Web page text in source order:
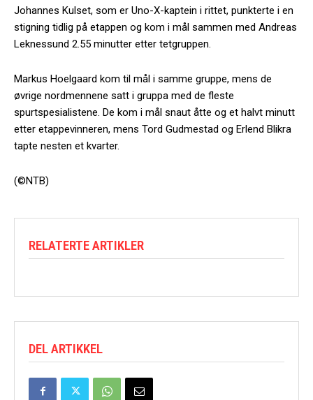
Johannes Kulset, som er Uno-X-kaptein i rittet, punkterte i en
stigning tidlig på etappen og kom i mål sammen med Andreas
Leknessund 2.55 minutter etter tetgruppen.
Markus Hoelgaard kom til mål i samme gruppe, mens de
øvrige nordmennene satt i gruppa med de fleste
spurtspesialistene. De kom i mål snaut åtte og et halvt minutt
etter etappevinneren, mens Tord Gudmestad og Erlend Blikra
tapte nesten et kvarter.
(©NTB)
RELATERTE ARTIKLER
DEL ARTIKKEL